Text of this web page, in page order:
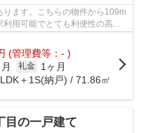
ます。こちらの物件から109m
用可能でとても利便性の高い
(管理費等：- )
礼金
1ヶ月
＋1S(納戸) / 71.86㎡
目の一戸建て